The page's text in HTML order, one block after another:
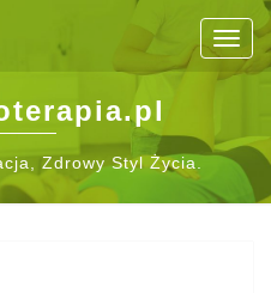
Zdrowy Styl Życia.